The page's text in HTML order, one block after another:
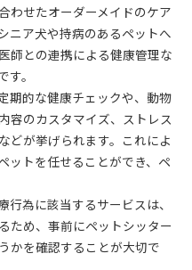
わせたオーダーメイドのケア
ニア犬や持病のあるペットへ
師との連携による健康管理な
。
期的な健康チェックや、動物
容のカスタマイズ、ストレス
どが挙げられます。これによ
ットを任せることができ、ペ
為に該当するサービスは、
ため、事前にペットシッター
かを確認することが大切で